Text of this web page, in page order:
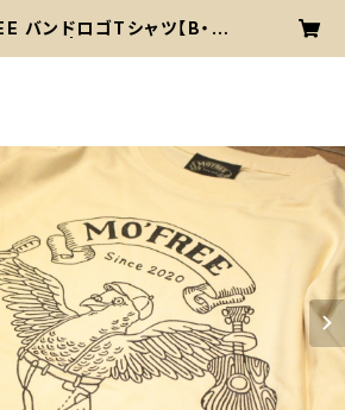
バンドロゴTシャツ【B・フ